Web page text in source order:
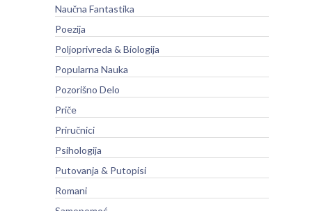
Naučna Fantastika
Poezija
Poljoprivreda & Biologija
Popularna Nauka
Pozorišno Delo
Priče
Priručnici
Psihologija
Putovanja & Putopisi
Romani